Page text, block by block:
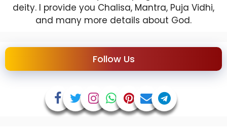
deity. I provide you Chalisa, Mantra, Puja Vidhi,
and many more details about God.
Follow Us